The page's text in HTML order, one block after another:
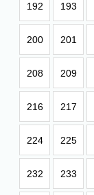
192 193
200 201
208 209
216 217
224 225
232 233